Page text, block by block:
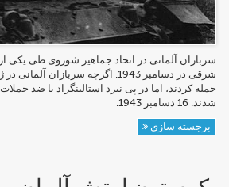
سربازان آلمانی در اتحاد جماهیر شوروی طی یکی
حمله کردند، اما در پی نبرد استالینگراد با ضد
شدند. 16 دسامبر 1943.
برجسته سازی